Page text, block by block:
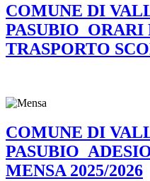
COMUNE DI
TRASPORTO
COMUNE DI
MENSA 2025/2026